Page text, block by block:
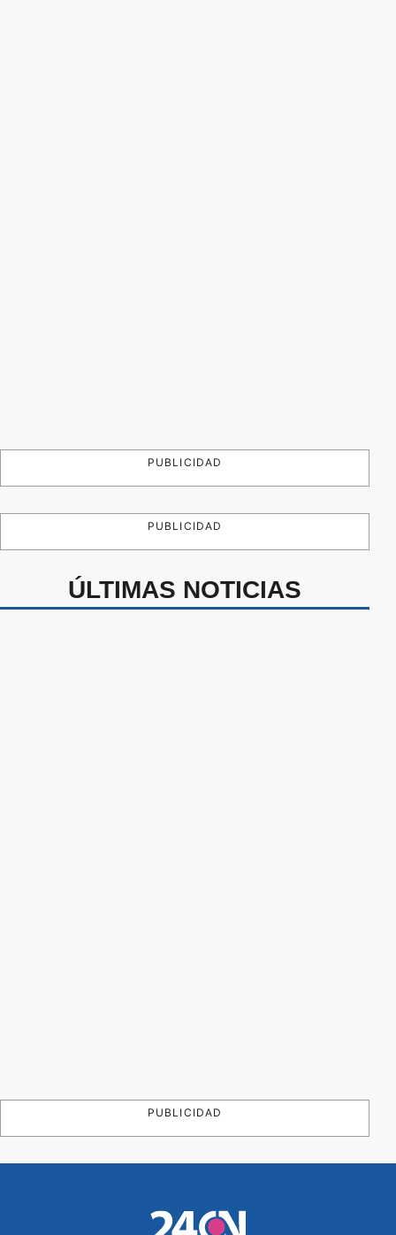
PUBLICIDAD
PUBLICIDAD
ÚLTIMAS NOTICIAS
PUBLICIDAD